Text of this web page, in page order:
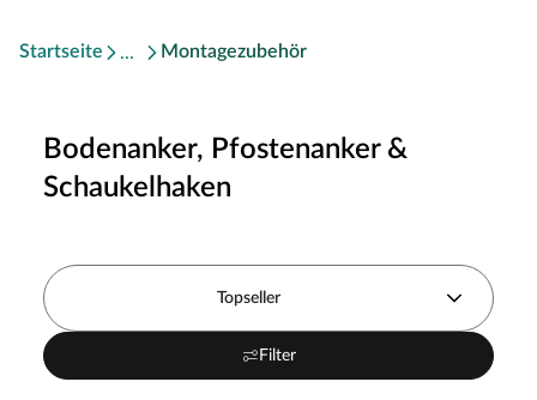
Startseite Montagezubehör
Bodenanker, Pfostenanker &
Schaukelhaken
Topseller
Filter